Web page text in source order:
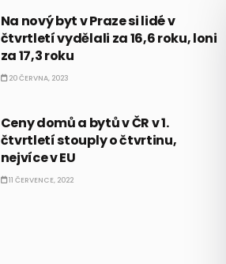
Na nový byt v Praze si lidé v
čtvrtletí vydělali za 16,6 roku, loni
za 17,3 roku
20 ČERVNA, 2023
Ceny domů a bytů v ČR v 1.
čtvrtletí stouply o čtvrtinu,
nejvíce v EU
11 ČERVENCE, 2022